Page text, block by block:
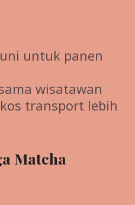
untuk panen
wisatawan
transport lebih
Matcha